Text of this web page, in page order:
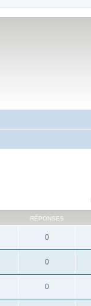
RÉPONSES
0
0
0